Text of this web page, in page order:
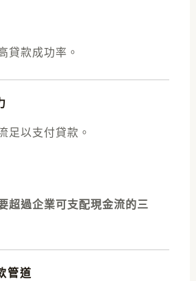
貸款成功率。
足以支付貸款。
超過企業可支配現金流的三
管道